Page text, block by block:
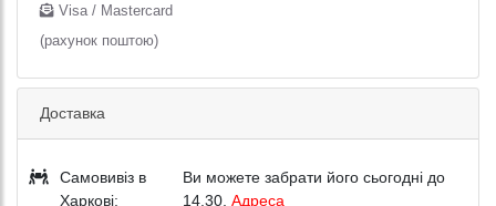
Visa / Mastercard
(рахунок поштою)
Доставка
Самовивіз в
Харкові:
Ви можете забрати його сьогодні до
14.30, Адреса